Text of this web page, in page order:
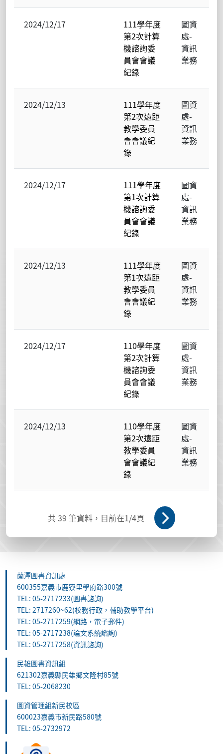
2024/12/17
111學年度
第2次計算
機諮詢委
員會會議
紀錄
圖資
處-
資訊
業務
2024/12/13
111學年度
第2次遠距
教學委員
會會議紀
錄
圖資
處-
資訊
業務
2024/12/17
111學年度
第1次計算
機諮詢委
員會會議
紀錄
圖資
處-
資訊
業務
2024/12/13
111學年度
第1次遠距
教學委員
會會議紀
錄
圖資
處-
資訊
業務
2024/12/17
110學年度
第2次計算
機諮詢委
員會會議
紀錄
圖資
處-
資訊
業務
2024/12/13
110學年度
第2次遠距
教學委員
會會議紀
錄
圖資
處-
資訊
業務
共39 筆資料，目前在1/4頁
蘭潭圖書資訊處
600355嘉義市鹿寮里學府路300號
TEL: 05-2717233(圖書諮詢)
TEL: 2717260~62(校務行政，輔助教學平台)
TEL: 05-2717259(網路，電子郵件)
TEL: 05-2717238(論文系統諮詢)
TEL: 05-2717258(資訊諮詢)
民雄圖書資訊組
621302嘉義縣民雄鄉文隆村85號
TEL: 05-2068230
圖資管理組新民校區
600023嘉義市新民路580號
TEL: 05-2732972